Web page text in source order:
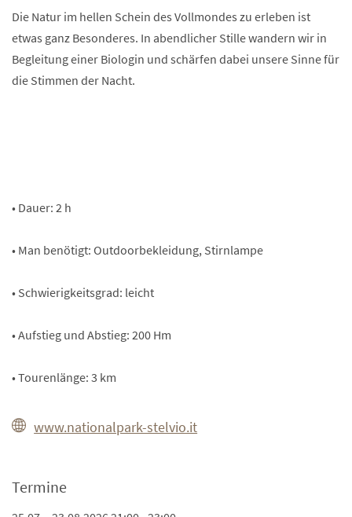
Die Natur im hellen Schein des Vollmondes zu erleben ist
etwas ganz Besonderes. In abendlicher Stille wandern wir in
Begleitung einer Biologin und schärfen dabei unsere Sinne für
die Stimmen der Nacht.
• Dauer: 2 h
• Man benötigt: Outdoorbekleidung, Stirnlampe
• Schwierigkeitsgrad: leicht
• Aufstieg und Abstieg: 200 Hm
• Tourenlänge: 3 km
www.nationalpark-stelvio.it
Termine